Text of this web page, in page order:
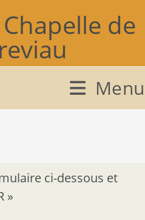
de
Menu
ci-dessous et
»